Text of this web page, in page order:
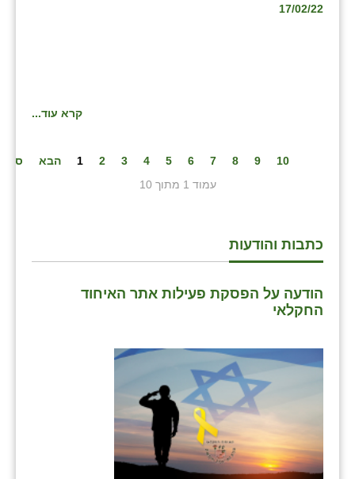
17/02/22
קרא עוד...
1 2 3 4 5 6 7 8 9 10 הבא
סיום
עמוד 1 מתוך 10
כתבות והודעות
הודעה על הפסקת פעילות אתר האיחוד
החקלאי